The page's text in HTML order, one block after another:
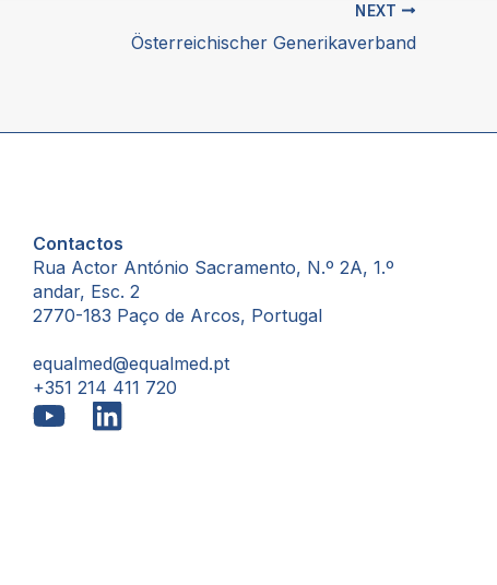
NEXT
Österreichischer Generikaverband
Contactos
Rua Actor António Sacramento, N.º 2A, 1.º
andar, Esc. 2
2770-183 Paço de Arcos, Portugal
equalmed@equalmed.pt
+351 214 411 720